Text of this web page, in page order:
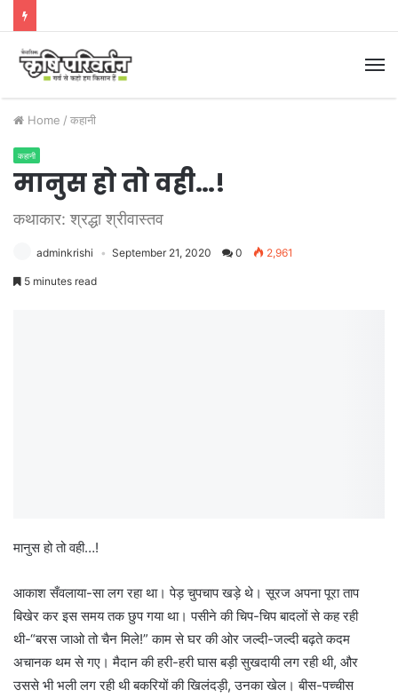
Home / कहानी
कहानी
मानुस हो तो वही…!
कथाकार: श्रद्धा श्रीवास्तव
adminkrishi September 21, 2020 0 2,961
5 minutes read
मानुस हो तो वही…!
आकाश सँवलाया-सा लग रहा था। पेड़ चुपचाप खड़े थे। सूरज अपना पूरा ताप
बिखेर कर इस समय तक छुप गया था। पसीने की चिप-चिप बादलों से कह रही
थी-“बरस जाओ तो चैन मिले!” काम से घर की ओर जल्दी-जल्दी बढ़ते कदम
अचानक थम से गए। मैदान की हरी-हरी घास बड़ी सुखदायी लग रही थी, और
उससे भी भली लग रही थी बकरियों की खिलंदड़ी, उनका खेल। बीस-पच्चीस